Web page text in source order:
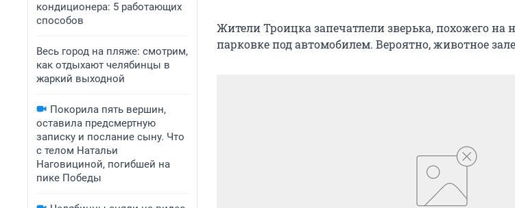
кондиционера: 5 работающих
способов
Весь город на пляже: смотрим,
как отдыхают челябинцы в
жаркий выходной
Покорила пять вершин,
оставила предсмертную
записку и послание сыну. Что
с телом Натальи
Наговициной, погибшей на
пике Победы
Жители Троицка запечатлели зверька, похожего на
парковке под автомобилем. Вероятно, животное